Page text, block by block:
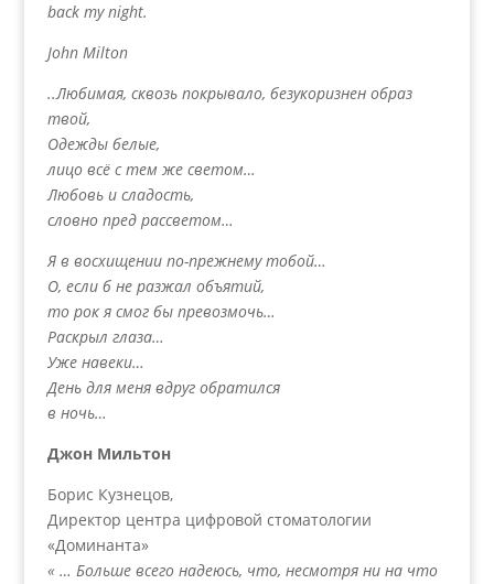
back my night.
John Milton
..Любимая, сквозь покрывало, безукоризнен образ
твой,
Одежды белые,
лицо всё с тем же светом…
Любовь и сладость,
словно пред рассветом…
Я в восхищении по-прежнему тобой…
О, если б не разжал объятий,
то рок я смог бы превозмочь…
Раскрыл глаза…
Уже навеки…
День для меня вдруг обратился
в ночь…
Джон Мильтон
Борис Кузнецов,
Директор центра цифровой стоматологии
«Доминанта»
« … Больше всего надеюсь, что, несмотря ни на что